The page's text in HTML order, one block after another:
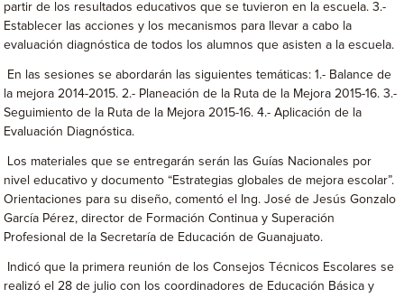
partir de los resultados educativos que se tuvieron en la escuela. 3.-
Establecer las acciones y los mecanismos para llevar a cabo la
evaluación diagnóstica de todos los alumnos que asisten a la escuela.
En las sesiones se abordarán las siguientes temáticas: 1.- Balance de
la mejora 2014-2015. 2.- Planeación de la Ruta de la Mejora 2015-16. 3.-
Seguimiento de la Ruta de la Mejora 2015-16. 4.- Aplicación de la
Evaluación Diagnóstica.
Los materiales que se entregarán serán las Guías Nacionales por
nivel educativo y documento “Estrategias globales de mejora escolar”.
Orientaciones para su diseño, comentó el Ing. José de Jesús Gonzalo
García Pérez, director de Formación Continua y Superación
Profesional de la Secretaría de Educación de Guanajuato.
Indicó que la primera reunión de los Consejos Técnicos Escolares se
realizó el 28 de julio con los coordinadores de Educación Básica y